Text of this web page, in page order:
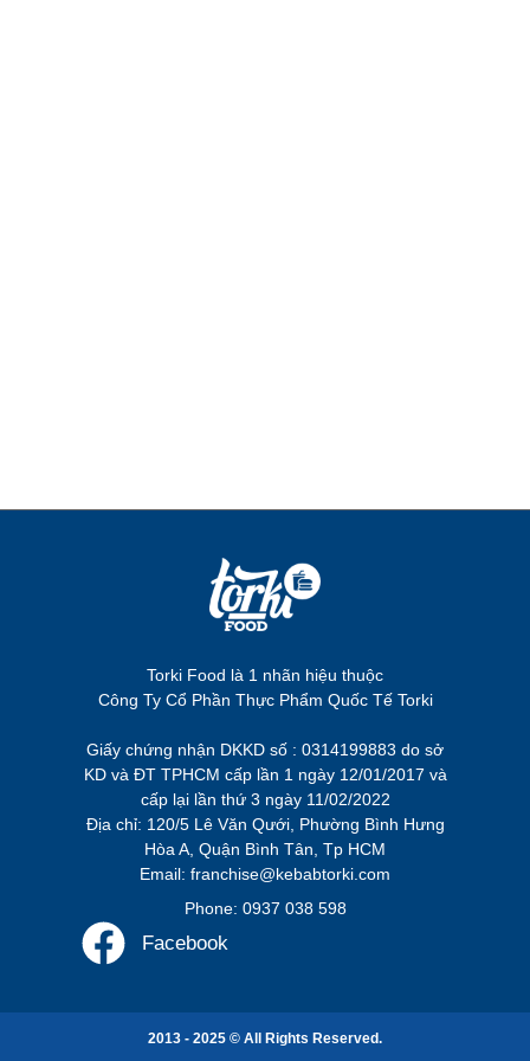
Torki Food là 1 nhãn hiệu thuộc
Công Ty Cổ Phần Thực Phẩm Quốc Tế Torki
Giấy chứng nhận DKKD số : 0314199883 do sở
KD và ĐT TPHCM cấp lần 1 ngày 12/01/2017 và
cấp lại lần thứ 3 ngày 11/02/2022
Địa chỉ: 120/5 Lê Văn Qưới, Phường Bình Hưng
Hòa A, Quận Bình Tân, Tp HCM
Email: franchise@kebabtorki.com
Phone: 0937 038 598
Facebook
2013 - 2025 © All Rights Reserved.